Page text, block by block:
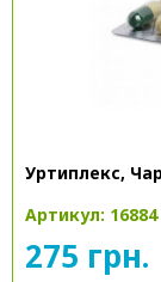
Уртиплекс,
Артикул: 16884
275 грн.